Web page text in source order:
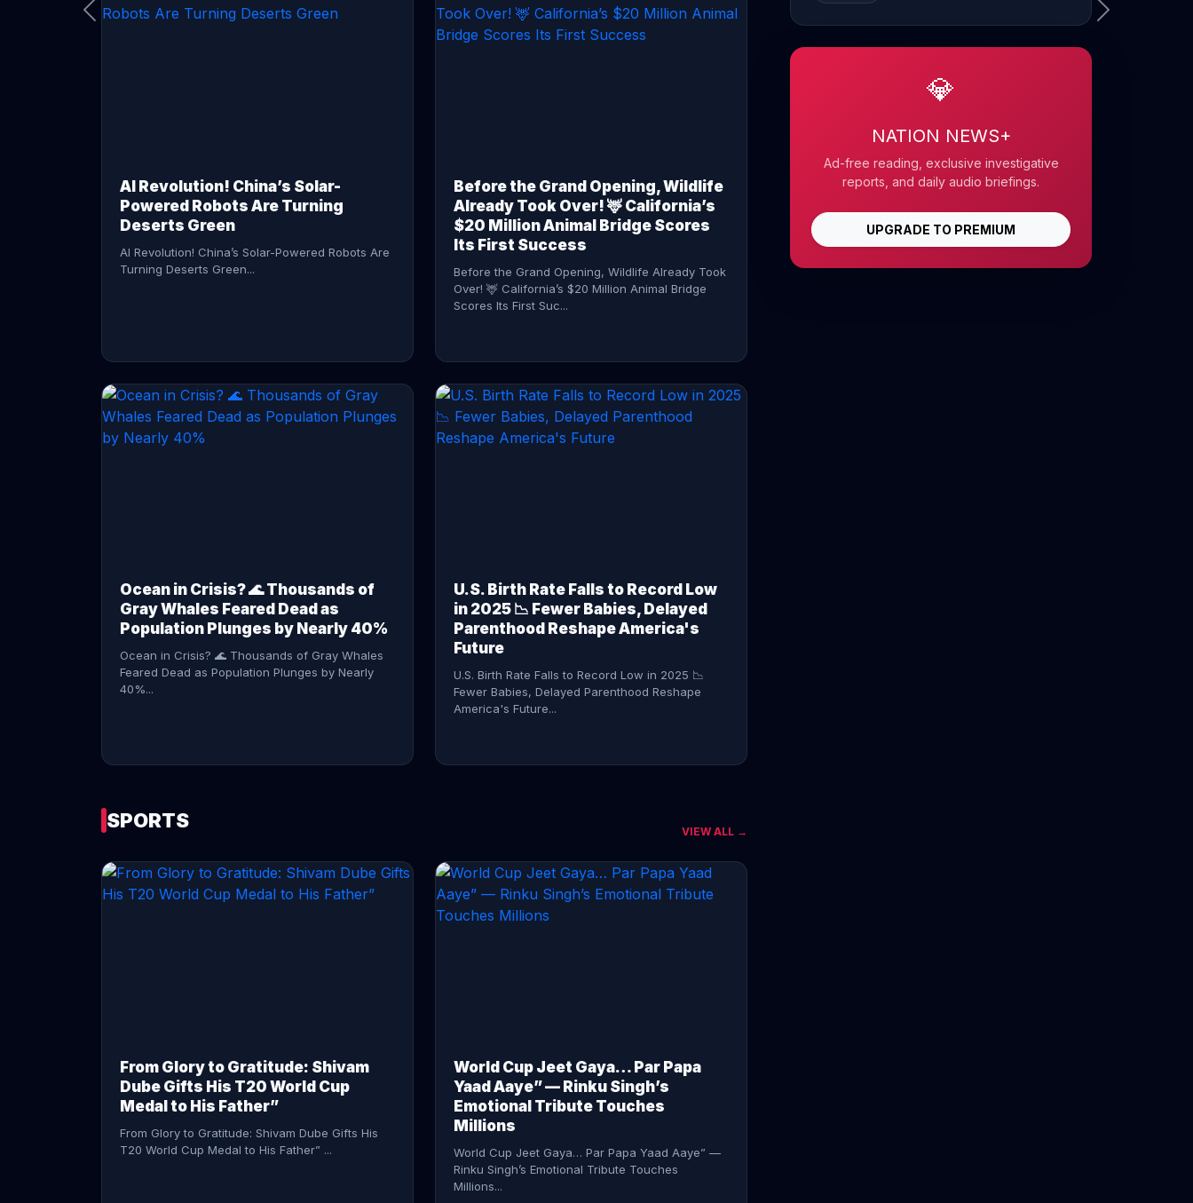
CONTINUE READING →
AI Revolution! China’s Solar-
Powered Robots Are Turning
Deserts Green
AI Revolution! China’s Solar-Powered Robots Are
Turning Deserts Green...
Before the Grand Opening, Wildlife
Already Took Over! 🦌 California’s
$20 Million Animal Bridge Scores
Its First Success
Before the Grand Opening, Wildlife Already Took
Over! 🦌 California’s $20 Million Animal Bridge
Scores Its First Suc...
Ocean in Crisis? 🌊 Thousands of
Gray Whales Feared Dead as
Population Plunges by Nearly 40%
Ocean in Crisis? 🌊 Thousands of Gray Whales
Feared Dead as Population Plunges by Nearly
40%...
U.S. Birth Rate Falls to Record Low
in 2025 📉 Fewer Babies, Delayed
Parenthood Reshape America's
Future
U.S. Birth Rate Falls to Record Low in 2025 📉
Fewer Babies, Delayed Parenthood Reshape
America's Future...
CONTINUE READING →
SPORTS VIEW ALL →
From Glory to Gratitude: Shivam
Dube Gifts His T20 World Cup
Medal to His Father”
From Glory to Gratitude: Shivam Dube Gifts His
T20 World Cup Medal to His Father” ...
World Cup Jeet Gaya… Par Papa
Yaad Aaye” — Rinku Singh’s
Emotional Tribute Touches
Millions
World Cup Jeet Gaya… Par Papa Yaad Aaye” —
Rinku Singh’s Emotional Tribute Touches
Millions...
💎
NATION NEWS+
Ad-free reading, exclusive investigative
reports, and daily audio briefings.
UPGRADE TO PREMIUM